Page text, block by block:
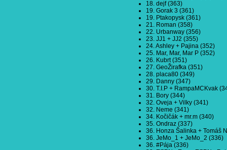
18. dejf (363)
19. Gorak 3 (361)
19. Ptakopysk (361)
21. Roman (358)
22. Urbanway (356)
23. JJ1 + JJ2 (355)
24. Ashley + Pajina (352)
25. Mar, Mar, Mar P (352)
26. Kubrt (351)
27. GeoŽirafka (351)
28. placa80 (349)
29. Danny (347)
30. T.I.P + RampaMCKvak
31. Bory (344)
32. Oveja + Vilky (341)
32. Neme (341)
34. Kočičák + mr.m (340)
35. Ondraz (337)
36. Honza Šalinka + Tomáš
36. JeMo_1 + JeMo_2 (336)
36. #Pája (336)